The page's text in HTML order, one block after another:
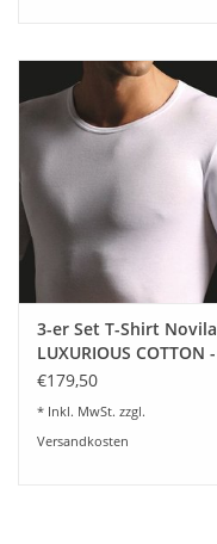
3-er Set T-Shirt Novila
LUXURIOUS COTTON -
Herren T-Shirt Novila
er Set
€179,50
* Inkl. MwSt. zzgl.
Versandkosten